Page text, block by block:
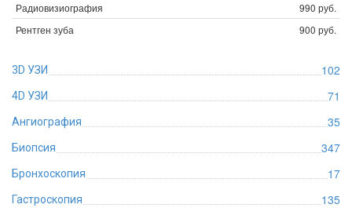
Радиовизиография
990 руб.
Рентген зуба
900 руб.
3D УЗИ 102
4D УЗИ 71
Ангиография 35
Биопсия 347
Бронхоскопия 17
Гастроскопия 135